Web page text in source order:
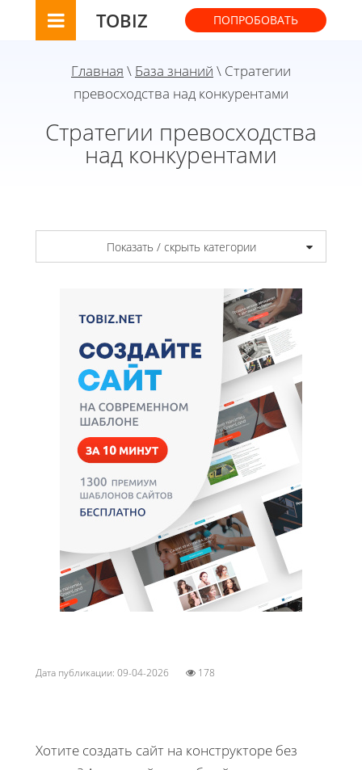
TOBIZ ПОПРОБОВАТЬ
Главная \ База знаний \ Стратегии
превосходства над конкурентами
Стратегии превосходства
над конкурентами
Показать / скрыть категории
Дата публикации: 09-04-2026 178
Хотите создать сайт на конструкторе без